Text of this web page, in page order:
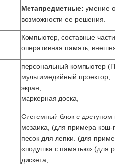
Метапредметные:умение
возможности ее решения.
Компьютер, составные
оперативная память,
персональный компьютер
мультимедийный проектор,
экран,
маркерная доска,
Системный блок с доступом
мозаика, (для примера кэш-
песок для лепки, (для
«подушка с памятью» (для
дискета,